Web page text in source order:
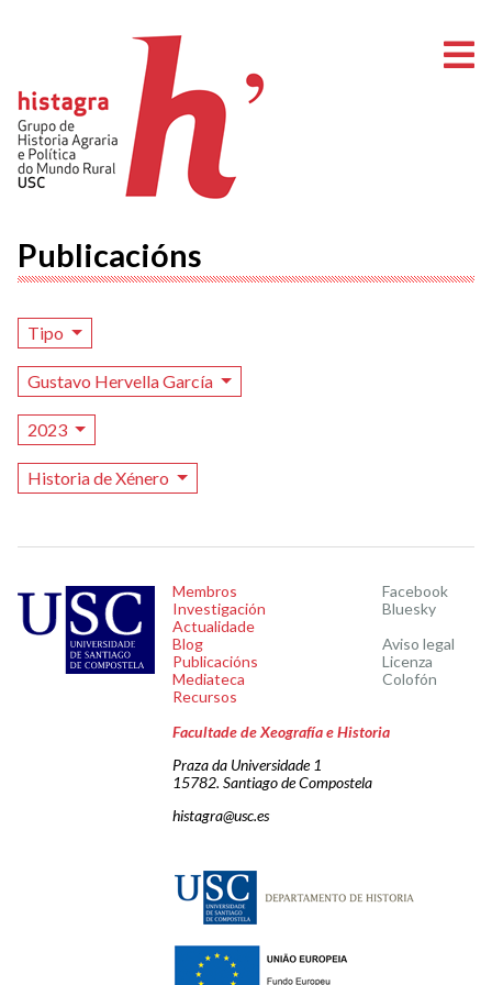
Publicacións
Tipo
Gustavo Hervella García
2023
Historia de Xénero
Membros
Investigación
Actualidade
Blog
Publicacións
Mediateca
Recursos
Facebook
Bluesky
Aviso legal
Licenza
Colofón
Facultade de Xeografía e Historia
Praza da Universidade 1
15782. Santiago de Compostela
histagra@usc.es